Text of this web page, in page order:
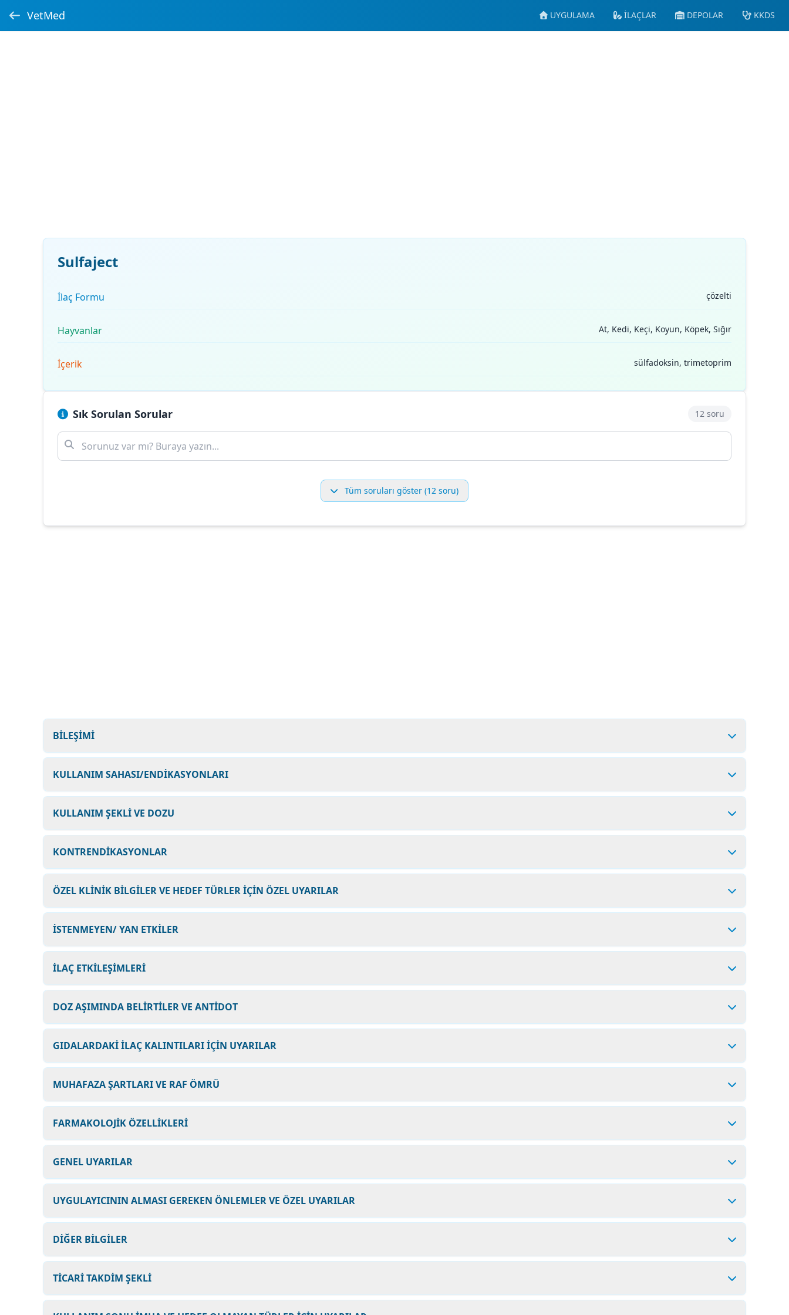
VetMed UYGULAMA İLAÇLAR DEPOLAR KKDS
Sulfaject
İlaç Formu çözelti
Hayvanlar At, Kedi, Keçi, Koyun, Köpek, Sığır
İçerik sülfadoksin, trimetoprim
Sık Sorulan Sorular 12 soru
Tüm soruları göster (12 soru)
BİLEŞİMİ
KULLANIM SAHASI/ENDİKASYONLARI
KULLANIM ŞEKLİ VE DOZU
KONTRENDİKASYONLAR
ÖZEL KLİNİK BİLGİLER VE HEDEF TÜRLER İÇİN ÖZEL UYARILAR
İSTENMEYEN/ YAN ETKİLER
İLAÇ ETKİLEŞİMLERİ
DOZ AŞIMINDA BELİRTİLER VE ANTİDOT
GIDALARDAKİ İLAÇ KALINTILARI İÇİN UYARILAR
MUHAFAZA ŞARTLARI VE RAF ÖMRÜ
FARMAKOLOJİK ÖZELLİKLERİ
GENEL UYARILAR
UYGULAYICININ ALMASI GEREKEN ÖNLEMLER VE ÖZEL UYARILAR
DİĞER BİLGİLER
TİCARİ TAKDİM ŞEKLİ